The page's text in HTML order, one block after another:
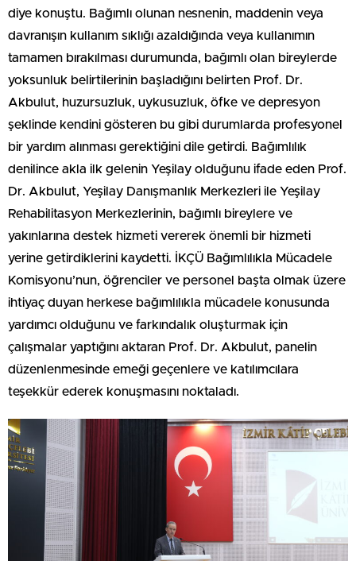
diye konuştu. Bağımlı olunan nesnenin, maddenin veya
davranışın kullanım sıklığı azaldığında veya kullanımın
tamamen bırakılması durumunda, bağımlı olan bireylerde
yoksunluk belirtilerinin başladığını belirten Prof. Dr.
Akbulut, huzursuzluk, uykusuzluk, öfke ve depresyon
şeklinde kendini gösteren bu gibi durumlarda profesyonel
bir yardım alınması gerektiğini dile getirdi. Bağımlılık
denilince akla ilk gelenin Yeşilay olduğunu ifade eden Prof.
Dr. Akbulut, Yeşilay Danışmanlık Merkezleri ile Yeşilay
Rehabilitasyon Merkezlerinin, bağımlı bireylere ve
yakınlarına destek hizmeti vererek önemli bir hizmeti
yerine getirdiklerini kaydetti. İKÇÜ Bağımlılıkla Mücadele
Komisyonu’nun, öğrenciler ve personel başta olmak üzere
ihtiyaç duyan herkese bağımlılıkla mücadele konusunda
yardımcı olduğunu ve farkındalık oluşturmak için
çalışmalar yaptığını aktaran Prof. Dr. Akbulut, panelin
düzenlenmesinde emeği geçenlere ve katılımcılara
teşekkür ederek konuşmasını noktaladı.